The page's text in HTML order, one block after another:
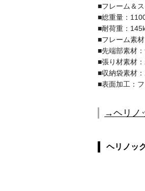
■フレーム＆
■総重量：
■耐荷重：
■フレーム素
■先端部素材
■張り材素材
■収納袋素材
■表面加工：
→ヘリノ
ヘリノッ